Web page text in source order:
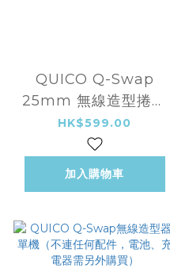
QUICO Q-Swap
25mm 無線造型捲髮
棒 單機（不連任何配
件，電池、充電器需另
外購買）
HK$599.00
加入購物車